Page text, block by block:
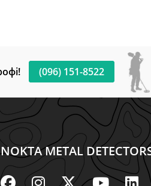
(096) 151-8522
NOKTA METAL